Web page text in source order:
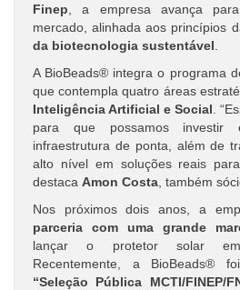
Finep , a empresa avança
mercado, alinhada aos princípios
da biotecnologia sustentável
A BioBeads® integra o programa
que contempla quatro áreas
Inteligência Artificial e Social .
para que possamos investir
infraestrutura de ponta, além de
alto nível em soluções reais para
destaca Amon Costa , também
Nos próximos dois anos, a
parceria com uma grande
lançar o protetor solar em
Recentemente, a BioBeads®
“Seleção Pública MCTI/FINEP/